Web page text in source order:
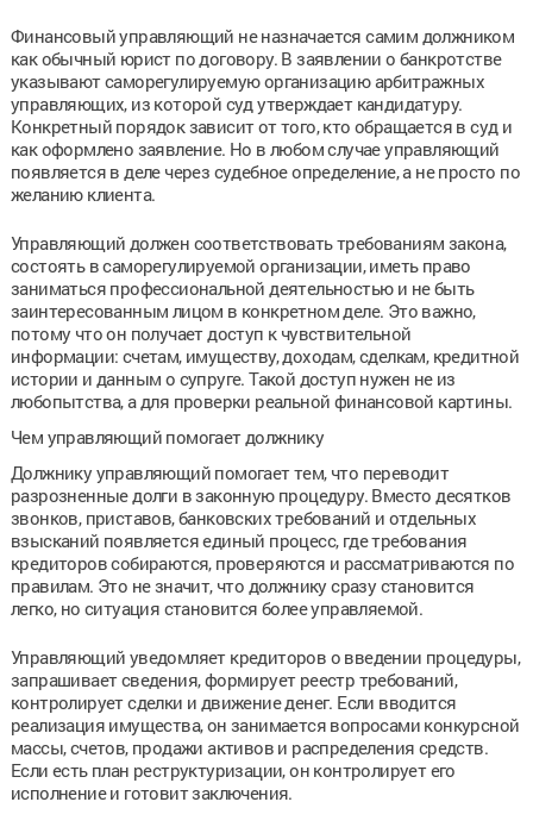
Финансовый управляющий не назначается самим должником
как обычный юрист по договору. В заявлении о банкротстве
указывают саморегулируемую организацию арбитражных
управляющих, из которой суд утверждает кандидатуру.
Конкретный порядок зависит от того, кто обращается в суд и
как оформлено заявление. Но в любом случае управляющий
появляется в деле через судебное определение, а не просто по
желанию клиента.
Управляющий должен соответствовать требованиям закона,
состоять в саморегулируемой организации, иметь право
заниматься профессиональной деятельностью и не быть
заинтересованным лицом в конкретном деле. Это важно,
потому что он получает доступ к чувствительной
информации: счетам, имуществу, доходам, сделкам, кредитной
истории и данным о супруге. Такой доступ нужен не из
любопытства, а для проверки реальной финансовой картины.
Чем управляющий помогает должнику
Должнику управляющий помогает тем, что переводит
разрозненные долги в законную процедуру. Вместо десятков
звонков, приставов, банковских требований и отдельных
взысканий появляется единый процесс, где требования
кредиторов собираются, проверяются и рассматриваются по
правилам. Это не значит, что должнику сразу становится
легко, но ситуация становится более управляемой.
Управляющий уведомляет кредиторов о введении процедуры,
запрашивает сведения, формирует реестр требований,
контролирует сделки и движение денег. Если вводится
реализация имущества, он занимается вопросами конкурсной
массы, счетов, продажи активов и распределения средств.
Если есть план реструктуризации, он контролирует его
исполнение и готовит заключения.